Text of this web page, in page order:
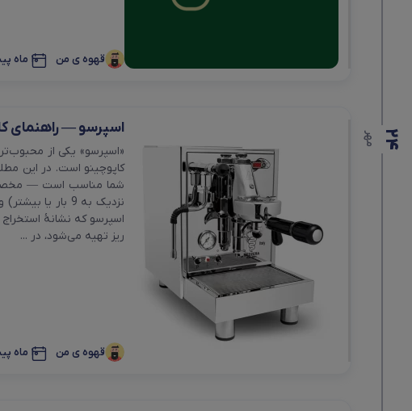
استند پرتافیلتر
ترازو
هیتر برقی
قهوه ی من 10 ماه پیش
24 مهر
اسپرسو — راهنمای
«اسپرسو» یکی از
کاپوچینو است. در این
شما مناسب است —
اسپرسو که نشانهٔ
ریز تهیه می‌شود، در ...
قهوه ی من 10 ماه پیش